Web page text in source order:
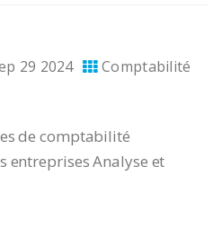
29 2024 Comptabilité
de comptabilité
entreprises Analyse et